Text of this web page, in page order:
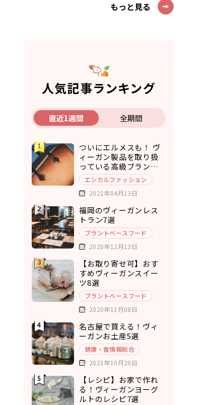
もっと見る
人気記事ランキング
直近1週間 全期間
ついにエルメスも！ ヴ
ィーガン製品を取り扱
っている高級ブランド7
選エシカルファッション
2021年04月13日
福岡のヴィーガンレス
トラン7選
プラントベースフード
2020年12月13日
【お取り寄せ可】おす
すめヴィーガンスイー
ツ8選
プラントベースフード
2020年11月08日
名古屋で買える！ヴィ
ーガンお土産5選
健康・食情報総合
2021年10月20日
【レシピ】お家で作れ
る！ヴィーガンヨーグ
ルトのレシピ7選